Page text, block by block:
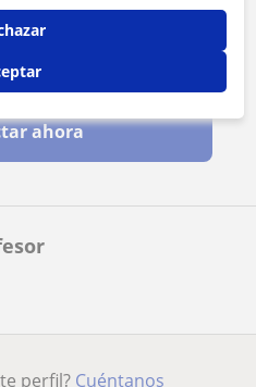
legal
ahora
perfil? Cuéntanos